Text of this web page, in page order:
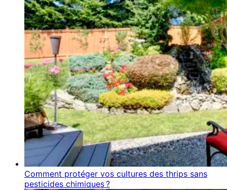
Comment protéger vos cultures des thrips sans
pesticides chimiques ?